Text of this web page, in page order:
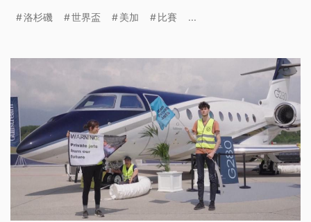
界盃。
洛杉磯 世界盃 美加 比賽 ...